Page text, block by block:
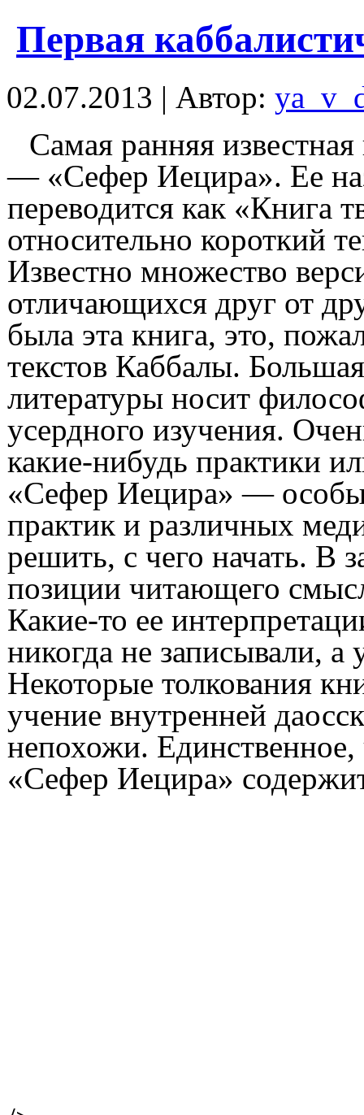
Первая
02.07.2013 | Автор:
Самая ранняя
— «Сефер Иецира». Ее
переводится как «Книга
относительно короткий
Известно множество
отличающихся друг от
была эта книга, это,
текстов Каббалы.
литературы носит
усердного изучения.
какие-нибудь практики
«Сефер Иецира» —
практик и различных
решить, с чего начать. В
позиции читающего
Какие-то ее
никогда не записывали, а
Некоторые толкования
учение внутренней
непохожи.
«Сефер Иецира»